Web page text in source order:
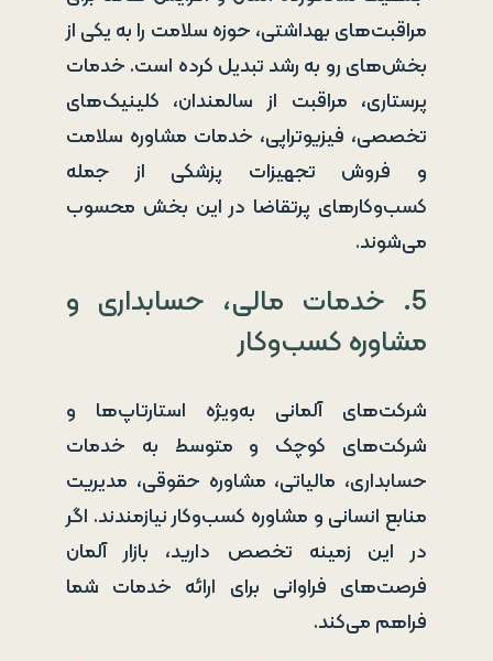
مراقبت‌های بهداشتی، حوزه سلامت را به یکی از
بخش‌های رو به رشد تبدیل کرده است. خدمات
پرستاری، مراقبت از سالمندان، کلینیک‌های
تخصصی، فیزیوتراپی، خدمات مشاوره سلامت
و فروش تجهیزات پزشکی از جمله
کسب‌وکارهای پرتقاضا در این بخش محسوب
می‌شوند.
5. خدمات مالی، حسابداری و
مشاوره کسب‌وکار
شرکت‌های آلمانی به‌ویژه استارتاپ‌ها و
شرکت‌های کوچک و متوسط به خدمات
حسابداری، مالیاتی، مشاوره حقوقی، مدیریت
منابع انسانی و مشاوره کسب‌وکار نیازمندند. اگر
در این زمینه تخصص دارید، بازار آلمان
فرصت‌های فراوانی برای ارائه خدمات شما
فراهم می‌کند.